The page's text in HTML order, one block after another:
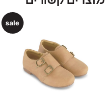
sale